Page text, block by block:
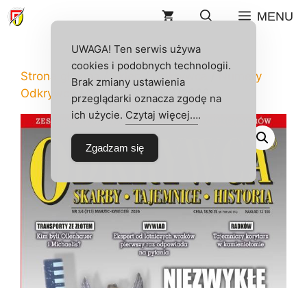
Przejdź
do
MENU
Strona główna/ Sklep / Odkrywca
Numery
Odkrywcy/ ODKRYWCA 3-4/2026
UWAGA! Ten serwis używa
cookies i podobnych technologii.
Brak zmiany ustawienia
przeglądarki oznacza zgodę na
ich użycie. Czytaj więcej….
Zgadzam się